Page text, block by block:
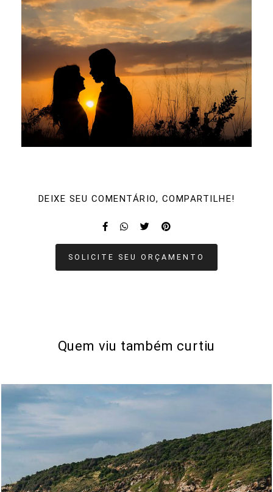
DEIXE SEU COMENTÁRIO, COMPARTILHE!
SOLICITE SEU ORÇAMENTO
Quem viu também curtiu